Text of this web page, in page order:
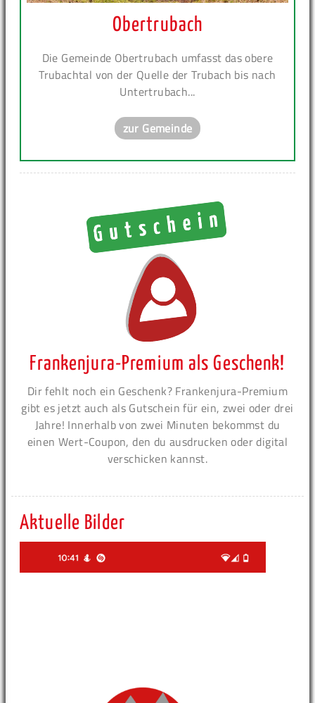
Obertrubach
Die Gemeinde Obertrubach umfasst das obere
Trubachtal von der Quelle der Trubach bis nach
Untertrubach...
zur Gemeinde
Frankenjura-Premium als Geschenk!
Dir fehlt noch ein Geschenk? Frankenjura-Premium
gibt es jetzt auch als Gutschein für ein, zwei oder drei
Jahre! Innerhalb von zwei Minuten bekommst du
einen Wert-Coupon, den du ausdrucken oder digital
verschicken kannst.
Aktuelle Bilder